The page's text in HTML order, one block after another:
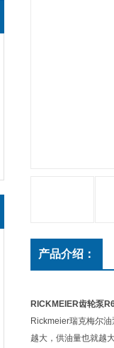
产品介绍：
RICKMEIER齿轮泵
Rickmeier瑞克梅尔
越大，供油量也就越